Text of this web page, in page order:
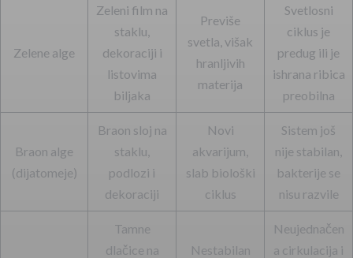
Zelene alge
Zeleni film na
staklu,
dekoraciji i
listovima
biljaka
Previše
svetla, višak
hranljivih
materija
Svetlosni
ciklus je
predug ili je
ishrana ribica
preobilna
Braon alge
(dijatomeje)
Braon sloj na
staklu,
podlozi i
dekoraciji
Novi
akvarijum,
slab biološki
ciklus
Sistem još
nije stabilan,
bakterije se
nisu razvile
Tamne
dlačice na
Nestabilan
Neujednačen
a cirkulacija i